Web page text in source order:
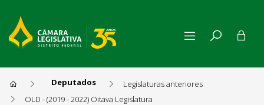
Deputados
Legislaturas anteriores
OLD - (2019 - 2022) Oitava Legislatura